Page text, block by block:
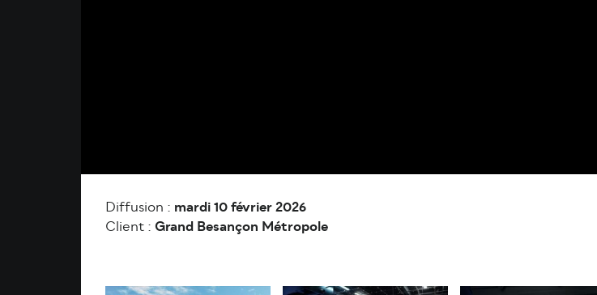
Diffusion : mardi 10 février 2026
Client :Grand Besançon Métropole